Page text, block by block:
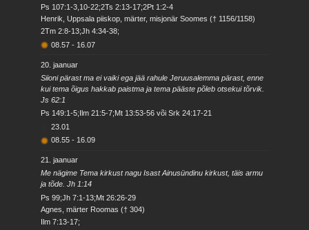
Ps 107:1-3,10-22;2Ts 2:13-17;2Pt 1:2-4
Henrik, Uppsala piiskop, märter, misjonär Soomes († 1156/1158)
2Tm 2:8-13;Jh 4:34-38;
08.57 - 16.07
20. jaanuar
Siioni pärast ma ei vaiki ega jää rahule Jeruusalemma pärast, enne
kui tema õigus hakkab paistma ja tema pääste põleb otsekui tõrvik.
Js 62:1
Ps 149:1-5;Ilm 21:5-7;Mt 13:53-56 või Srk 24:17-21
23.01
08.55 - 16.09
21. jaanuar
Me nägime Tema kirkust nagu Isast Ainusündinu kirkust, täis armu
ja tõde. Jh 1:14
Ps 99;Jh 7:1-13;Mt 26:26-29
Agnes, märter Roomas († 304)
Ilm 7:13-17;